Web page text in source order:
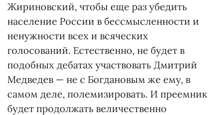
Жириновский, чтобы еще раз убедить
население России в бессмысленности и
ненужности всех и всяческих
голосований. Естественно, не будет в
подобных дебатах участвовать Дмитрий
Медведев — не с Богдановым же ему, в
самом деле, полемизировать. И преемник
будет продолжать величественно